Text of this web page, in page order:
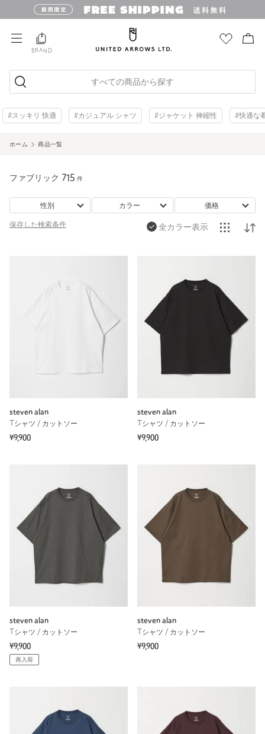
BRAND
すべての商品から探す
#スッキリ 快適 #カジュアル シャツ #ジャケット 伸縮性 #快適な
ホーム 商品一覧
ファブリック 715 件
性別 カラー 価格
保存した検索条件 全カラー表示
steven alan
Tシャツ / カットソー
¥9,900
steven alan
Tシャツ / カットソー
¥9,900
steven alan
Tシャツ / カットソー
¥9,900
再入荷
steven alan
Tシャツ / カットソー
¥9,900